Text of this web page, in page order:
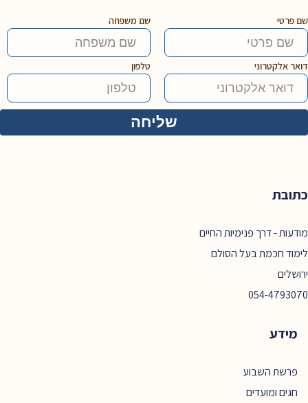
שם פרטי שם משפחה
דואר אלקטרוני טלפון
כתובת
מודעות - דרך פנימיות החיים
לימוד חכמת בעל הסולם
ירושלים
054-4793070
מידע
פרשת השבוע
חגים ומועדים